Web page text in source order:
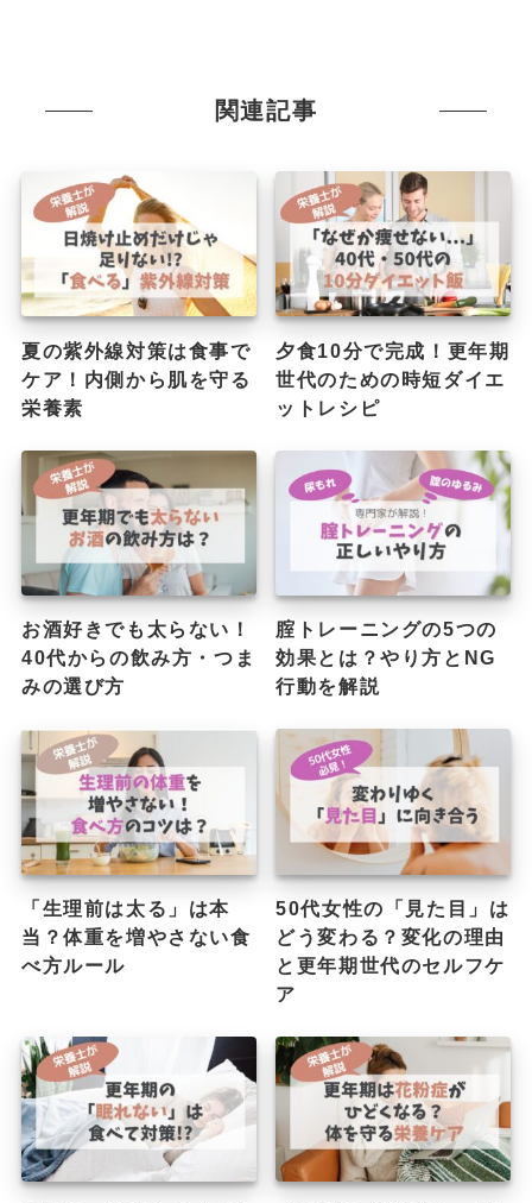
関連記事
夏の紫外線対策は食事で
ケア！内側から肌を守る
栄養素
夕食10分で完成！更年期
世代のための時短ダイエ
ットレシピ
お酒好きでも太らない！
40代からの飲み方・つま
みの選び方
腟トレーニングの5つの
効果とは？やり方とNG
行動を解説
「生理前は太る」は本
当？体重を増やさない食
べ方ルール
50代女性の「見た目」は
どう変わる？変化の理由
と更年期世代のセルフケ
ア